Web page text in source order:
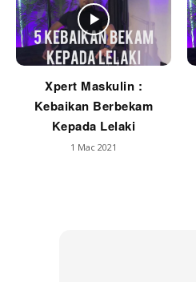
Xpert Maskulin :
Kebaikan Berbekam
Kepada Lelaki
1 Mac 2021